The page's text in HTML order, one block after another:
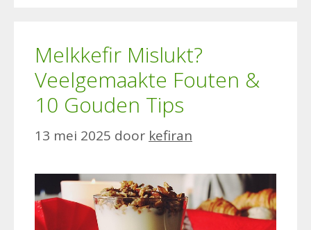
Melkkefir Mislukt?
Veelgemaakte Fouten &
10 Gouden Tips
13 mei 2025 door kefiran